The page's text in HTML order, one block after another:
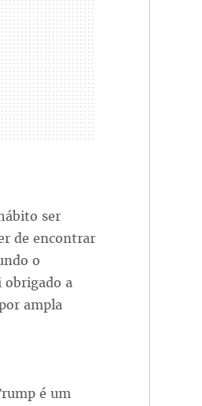
ser
de encontrar
o
obrigado a
ampla
é um